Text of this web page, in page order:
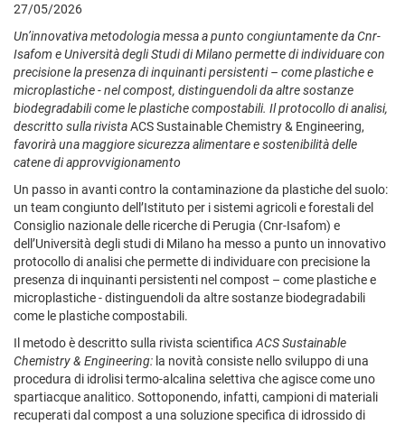
27/05/2026
Un’innovativa metodologia messa a punto congiuntamente da Cnr-
Isafom eUniversità degli Studi di Milano permette di individuare con
precisione la presenza di inquinanti persistenti – come plastiche e
microplastiche - nel compost, distinguendoli da altre sostanze
biodegradabili come le plastiche compostabili. Il protocollo di analisi,
descritto sulla rivistaACS Sustainable Chemistry & Engineering,
favorirà unamaggiore sicurezza alimentare e sostenibilità delle
catene di approvvigionamento
Un passo in avanti contro la contaminazione da plastiche del suolo:
un team congiunto dell’Istituto per i sistemi agricoli e forestali del
Consiglio nazionale delle ricerche di Perugia (Cnr-Isafom) e
dell’Università degli studi di Milano ha messo a punto un innovativo
protocollo di analisi che permette di individuare con precisione la
presenza di inquinanti persistenti nel compost – come plastiche e
microplastiche - distinguendoli da altre sostanze biodegradabili
come le plastiche compostabili.
Il metodo è descritto sulla rivista scientificaACS Sustainable
Chemistry & Engineering: la novità consiste nello sviluppo di una
procedura di idrolisi termo-alcalina selettiva che agisce come uno
spartiacque analitico. Sottoponendo, infatti, campioni di materiali
recuperati dal compost a una soluzione specifica di idrossido di